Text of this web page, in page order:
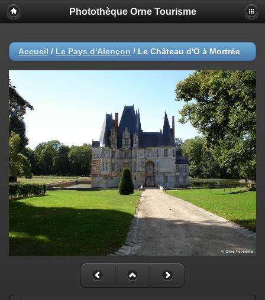
Photothèque Orne Tourisme
Accueil / Le Pays d'Alençon / Le Château d'O à Mortrée